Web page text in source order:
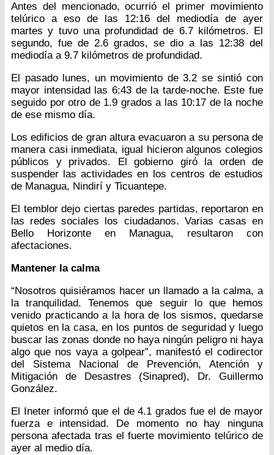
Antes del mencionado, ocurrió el primer movimiento
telúrico a eso de las 12:16 del mediodía de ayer
martes y tuvo una profundidad de 6.7 kilómetros. El
segundo, fue de 2.6 grados, se dio a las 12:38 del
mediodía a 9.7 kilómetros de profundidad.
El pasado lunes, un movimiento de 3.2 se sintió con
mayor intensidad las 6:43 de la tarde-noche. Este fue
seguido por otro de 1.9 grados a las 10:17 de la noche
de ese mismo día.
Los edificios de gran altura evacuaron a su persona de
manera casi inmediata, igual hicieron algunos colegios
públicos y privados. El gobierno giró la orden de
suspender las actividades en los centros de estudios
de Managua, Nindirí y Ticuantepe.
El temblor dejo ciertas paredes partidas, reportaron en
las redes sociales los ciudadanos. Varias casas en
Bello Horizonte en Managua, resultaron con
afectaciones.
Mantener la calma
“Nosotros quisiéramos hacer un llamado a la calma, a
la tranquilidad. Tenemos que seguir lo que hemos
venido practicando a la hora de los sismos, quedarse
quietos en la casa, en los puntos de seguridad y luego
buscar las zonas donde no haya ningún peligro ni haya
algo que nos vaya a golpear”, manifestó el codirector
del Sistema Nacional de Prevención, Atención y
Mitigación de Desastres (Sinapred), Dr. Guillermo
González.
El Ineter informó que el de 4.1 grados fue el de mayor
fuerza e intensidad. De momento no hay ninguna
persona afectada tras el fuerte movimiento telúrico de
ayer al medio día.